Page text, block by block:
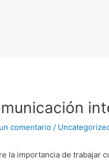
comentario /
la importancia de trabajar